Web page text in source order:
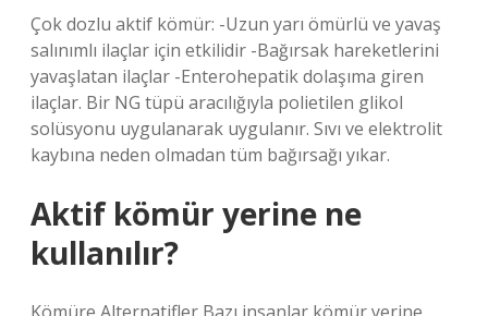
Çok dozlu aktif kömür: -Uzun yarı ömürlü ve yavaş
salınımlı ilaçlar için etkilidir -Bağırsak hareketlerini
yavaşlatan ilaçlar -Enterohepatik dolaşıma giren
ilaçlar. Bir NG tüpü aracılığıyla polietilen glikol
solüsyonu uygulanarak uygulanır. Sıvı ve elektrolit
kaybına neden olmadan tüm bağırsağı yıkar.
Aktif kömür yerine ne
kullanılır?